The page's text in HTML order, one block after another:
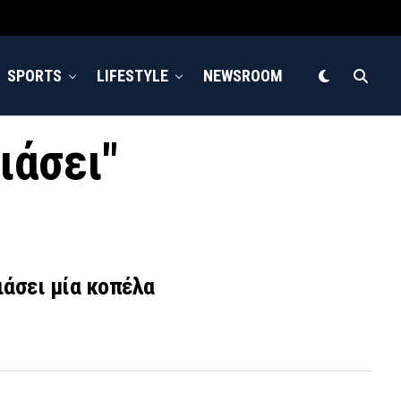
SPORTS LIFESTYLE NEWSROOM
μία κοπέλα